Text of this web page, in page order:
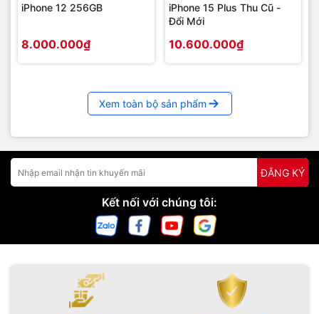
iPhone 12 256GB
8.000.000₫
iPhone 15 Plus Thu Cũ -
Đổi Mới
10.600.000₫
Xem toàn bộ sản phẩm
ĐĂNG KÝ
Kết nối với chúng tôi: